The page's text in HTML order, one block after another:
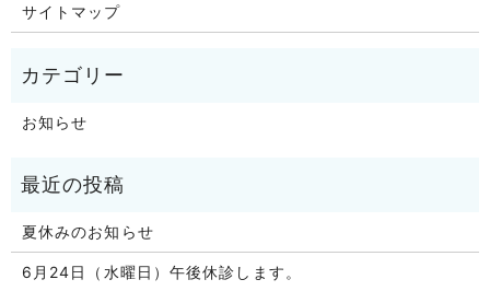
サイトマップ
お知らせ
夏休みのお知らせ
6月24日（水曜日）午後休診します。